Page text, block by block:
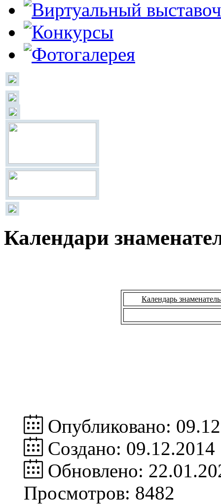
Календари
Календарь
Опубликовано:
Создано: 09.12.2014
Обновлено:
Просмотров: 8482